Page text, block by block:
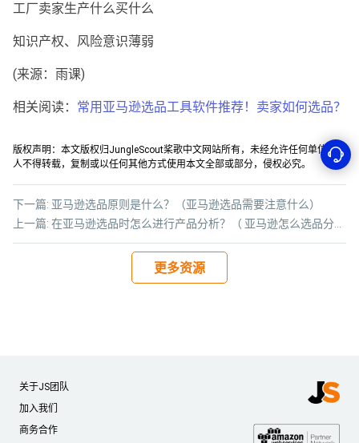
工厂卖家生产什么买什么
知识产权、风险意识薄弱
(来源：雨课)
相关阅读： 常用亚马逊选品工具软件推荐！卖家如何选品？
版权声明：本文版权归JungleScout桨歌中文网站所有，未经允许任何单位或个
人不得转载，复制或以任何其他方式使用本文全部或部分，侵权必究。
上一篇: 在亚马逊选品时怎么进行产品分析？（ 亚马逊怎么选品分析）
下一篇: 亚马逊选品原则是什么？（亚马逊选品需要注意什么）
更多资源
关于JS团队
加入我们
商务合作